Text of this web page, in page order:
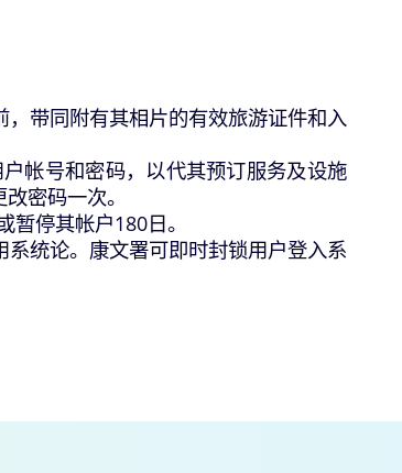
带同附有其相片的有效旅游证件和入
帐号和密码，以代其预订服务及设施
密码一次。
停其帐户180日。
统论。康文署可即时封锁用户登入系